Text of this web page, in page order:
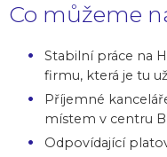
Co můžeme
Stabilní práce na
firmu, která je tu
Příjemné
místem v centru
Odpovídající